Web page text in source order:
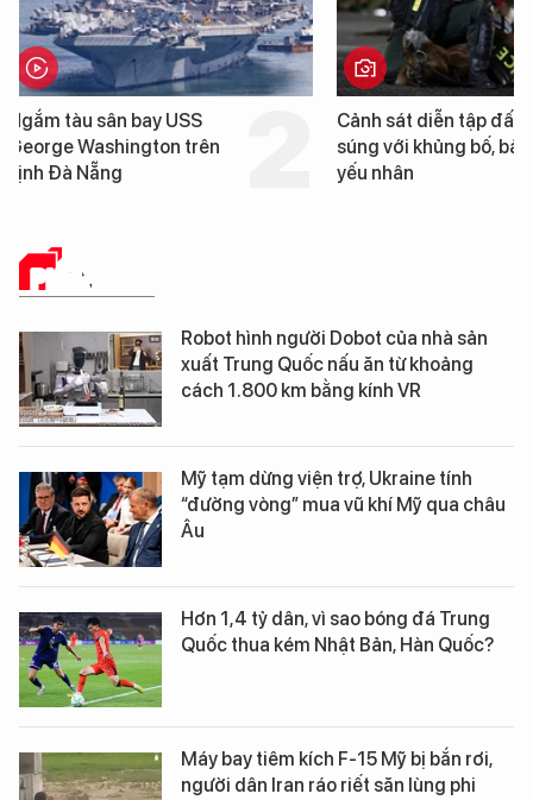
Cảnh sát diễn tập đấu
súng với khủng bố, bảo vệ
yếu nhân
Hình ảnh đầu tiên về
tàu sân bay USS
Washington vừa đến
PHÂN TÍCH
Robot hình người Dobot của nhà sản
xuất Trung Quốc nấu ăn từ khoảng
cách 1.800 km bằng kính VR
Mỹ tạm dừng viện trợ, Ukraine tính
“đường vòng” mua vũ khí Mỹ qua châu
Âu
Hơn 1,4 tỷ dân, vì sao bóng đá Trung
Quốc thua kém Nhật Bản, Hàn Quốc?
Máy bay tiêm kích F-15 Mỹ bị bắn rơi,
người dân Iran ráo riết săn lùng phi